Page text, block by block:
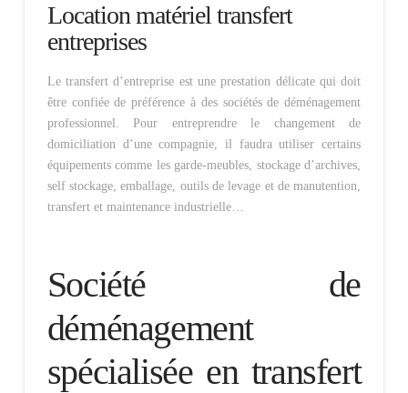
Location matériel transfert
entreprises
Le transfert d’entreprise est une prestation délicate qui doit
être confiée de préférence à des sociétés de déménagement
professionnel. Pour entreprendre le changement de
domiciliation d’une compagnie, il faudra utiliser certains
équipements comme les garde-meubles, stockage d’archives,
self stockage, emballage, outils de levage et de manutention,
transfert et maintenance industrielle…
Société de
déménagement
spécialisée en transfert